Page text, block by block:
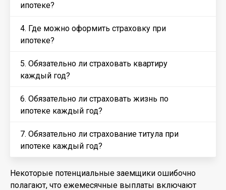
ипотеке?
4. Где можно оформить страховку при
ипотеке?
5. Обязательно ли страховать квартиру
каждый год?
6. Обязательно ли страховать жизнь по
ипотеке каждый год?
7. Обязательно ли страхование титула при
ипотеке каждый год?
Некоторые потенциальные заемщики ошибочно
полагают, что ежемесячные выплаты включают